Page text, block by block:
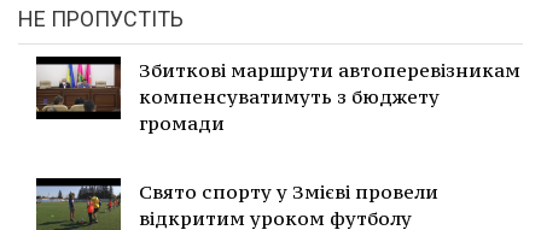
НЕ ПРОПУСТІТЬ
Збиткові маршрути автоперевізникам
компенсуватимуть з бюджету
громади
Свято спорту у Змієві провели
відкритим уроком футболу